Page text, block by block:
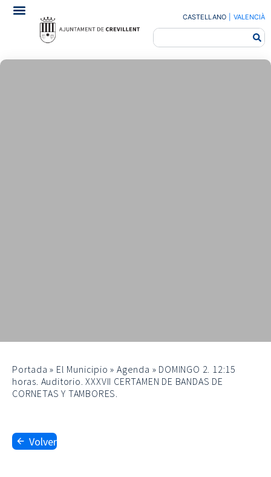
CASTELLANO VALENCIÀ
Portada » El Municipio »Agenda » DOMINGO 2. 12:15
horas. Auditorio. XXXVII CERTAMEN DE BANDAS DE
CORNETAS Y TAMBORES.
Volver